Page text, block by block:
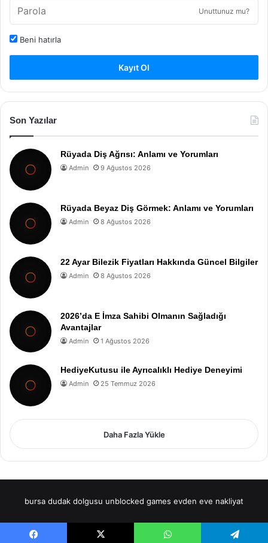
Unuttunuz mu?
Beni hatırla
Kayıt Ol
Son Yazılar
Rüyada Diş Ağrısı: Anlamı ve Yorumları
Admin 9 Ağustos 2026
Rüyada Beyaz Diş Görmek: Anlamı ve Yorumları
Admin 8 Ağustos 2026
22 Ayar Bilezik Fiyatları Hakkında Güncel Bilgiler
Admin 8 Ağustos 2026
2026’da E İmza Sahibi Olmanın Sağladığı
Avantajlar
Admin 1 Ağustos 2026
HediyeKutusu ile Ayrıcalıklı Hediye Deneyimi
Admin 25 Temmuz 2026
Daha Fazla Yükle
bursa dudak dolgusu unblocked games evden eve nakliyat